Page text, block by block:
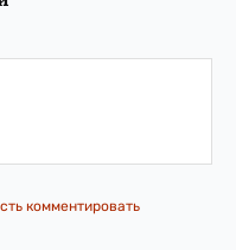
комментировать